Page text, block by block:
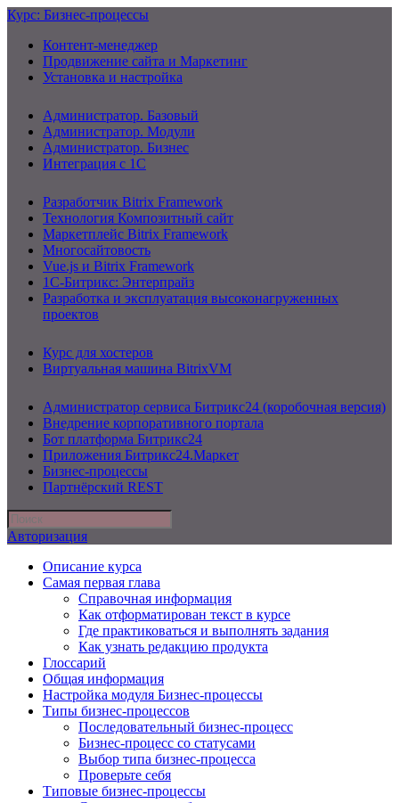
Курс: Бизнес-процессы
Контент-менеджер
Продвижение сайта и Маркетинг
Установка и настройка
Администратор. Базовый
Администратор. Модули
Администратор. Бизнес
Интеграция с 1С
Разработчик Bitrix Framework
Технология Композитный сайт
Маркетплейс Bitrix Framework
Многосайтовость
Vue.js и Bitrix Framework
1С-Битрикс: Энтерпрайз
Разработка и эксплуатация высоконагруженных
проектов
Курс для хостеров
Виртуальная машина BitrixVM
Администратор сервиса Битрикс24 (коробочная версия)
Внедрение корпоративного портала
Бот платформа Битрикс24
Приложения Битрикс24.Маркет
Бизнес-процессы
Партнёрский REST
Авторизация
Описание курса
Самая первая глава
Справочная информация
Как отформатирован текст в курсе
Где практиковаться и выполнять задания
Как узнать редакцию продукта
Глоссарий
Общая информация
Настройка модуля Бизнес-процессы
Типы бизнес-процессов
Последовательный бизнес-процесс
Бизнес-процесс со статусами
Выбор типа бизнес-процесса
Проверьте себя
Типовые бизнес-процессы